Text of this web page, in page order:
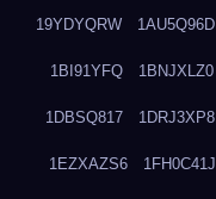
19YDYQRW 1AU5Q96D
1BI91YFQ 1BNJXLZ0
1DBSQ817 1DRJ3XP8
1EZXAZS6 1FH0C41J